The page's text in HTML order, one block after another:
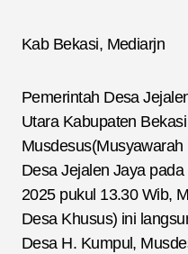
Kab Bekasi, Mediarjn
Pemerintah Desa
Utara Kabupaten
Desa Jejalen Jaya
2025 pukul 13.30 Wib,
Desa Khusus) ini
Desa H. Kumpul,